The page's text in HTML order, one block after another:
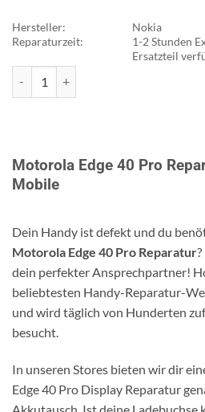
Hersteller:
Nokia
Reparaturzeit:
1-2 Stunden
Ersatzteil
Motorola Edge 40 Pro
Mobile
Dein Handy ist defekt und du
Motorola Edge 40 Pro Reparatur
dein perfekter Ansprechpartner!
beliebtesten Handy-Reparatur-
und wird täglich von Hunderten
besucht.
In unseren Stores bieten wir dir
Edge 40 Pro Display Reparatur